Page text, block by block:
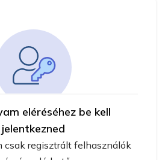
eléréséhez be kell
jelentkezned
csak regisztrált felhasználók